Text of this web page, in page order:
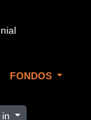
FONDOS